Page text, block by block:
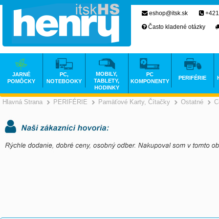
Hlavná Strana >
PERIFÉRIE >
Pamäťové Karty, Čítačky Ostatné
eshop@itsk.sk
Často kladené otázky
JARNÉ
POMÔCKY
PC,
NOTEBOOKY
MOBILY,
TABLETY,
HODINKY
PC
KOMPONENTY
PERIFÉRIE